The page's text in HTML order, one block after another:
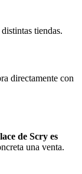
tiendas.
directamente con
de Scry es
una venta.